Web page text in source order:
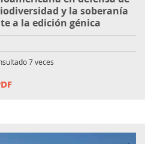
y la soberanía
a la edición génica
7veces